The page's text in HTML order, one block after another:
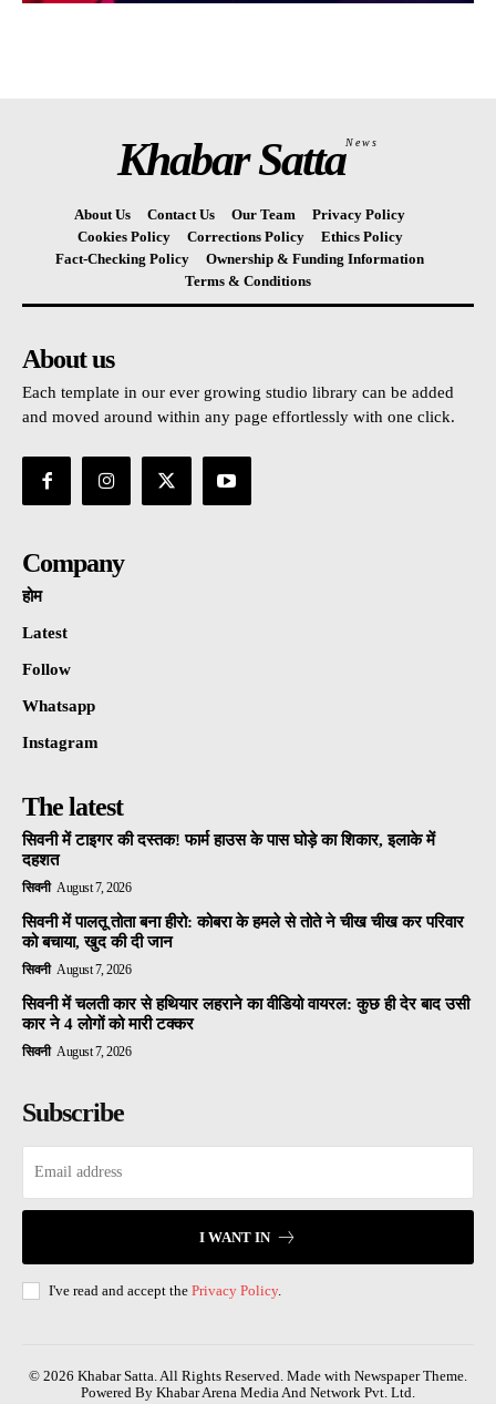
Khabar SattaNews
About Us Contact Us Our Team
Privacy Policy
Cookies Policy
Corrections Policy
Ethics Policy
Fact-Checking Policy
Ownership & Funding Information
Terms & Conditions
About us
Each template in our ever growing studio library can be added
and moved around within any page effortlessly with one click.
Company
होम
Latest
Follow
Whatsapp
Instagram
The latest
सिवनी में टाइगर की दस्तक! फार्म हाउस के पास घोड़े का शिकार, इलाके में
दहशत
सिवनी August 7, 2026
सिवनी में पालतू तोता बना हीरो: कोबरा के हमले से तोते ने चीख चीख कर परिवार
को बचाया, खुद की दी जान
सिवनी August 7, 2026
सिवनी में चलती कार से हथियार लहराने का वीडियो वायरल: कुछ ही देर बाद उसी
कार ने 4 लोगों को मारी टक्कर
सिवनी August 7, 2026
Subscribe
I WANT IN
I've read and accept the Privacy Policy.
© 2026 Khabar Satta. All Rights Reserved. Made with Newspaper Theme.
Powered By Khabar Arena Media And Network Pvt. Ltd.